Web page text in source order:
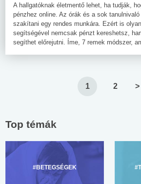
A hallgatóknak életmentő lehet, ha tudják,
pénzhez online. Az órák és a sok
szakítani egy rendes munkára. Ezért is
segítségével nemcsak pénzt kereshetsz,
segíthet előrejutni. Íme, 7 remek módszer,
1 2 >
Top témák
#BETEGSÉGEK